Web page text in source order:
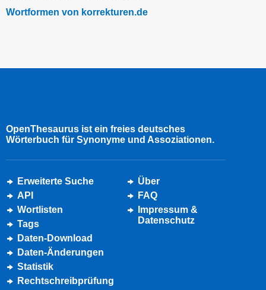
Wortformen von korrekturen.de
OpenThesaurus ist ein freies deutsches
Wörterbuch für Synonyme und Assoziationen.
Erweiterte Suche
API
Wortlisten
Tags
Daten-Download
Daten-Änderungen
Statistik
Rechtschreibprüfung
Über
FAQ
Impressum &
Datenschutz